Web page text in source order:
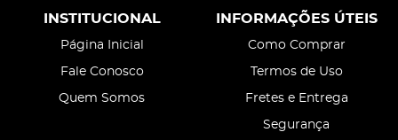
INSTITUCIONAL
Página Inicial
Fale Conosco
Quem Somos
INFORMAÇÕES ÚTEIS
Como Comprar
Termos de Uso
Fretes e Entrega
Segurança